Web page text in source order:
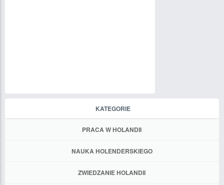
KATEGORIE
PRACA W HOLANDII
NAUKA HOLENDERSKIEGO
ZWIEDZANIE HOLANDII